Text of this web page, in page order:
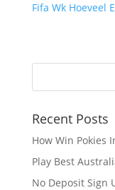
Fifa Wk Hoeveel
Recent Posts
How Win Pokies
Play Best
No Deposit Sign